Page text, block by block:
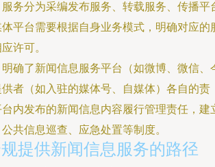
服务分为采编发布服务、转载服务、传播平
平台需要根据自身业务模式，明确对应的
许可。
明确了新闻信息服务平台（如微博、微信、
供者（如入驻的媒体号、自媒体）各自的责
内发布的新闻信息内容履行管理责任，建
共信息巡查、应急处置等制度。
提供新闻信息服务的路径